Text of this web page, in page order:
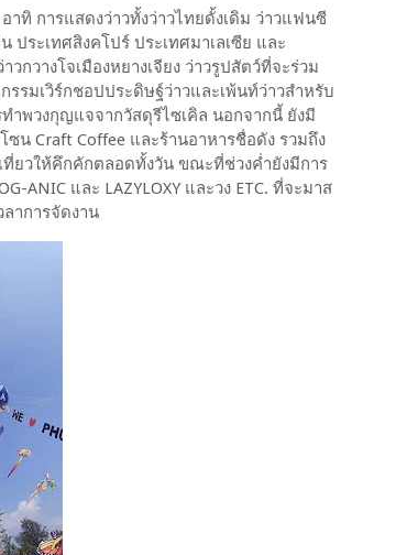
ทิ การแสดงว่าวทั้งว่าวไทยดั้งเดิม ว่าวแฟนซี
ประเทศสิงคโปร์ ประเทศมาเลเซีย และ
กวางโจเมืองหยางเจียง ว่าวรูปสัตว์ที่จะร่วม
รมเวิร์กชอปประดิษฐ์ว่าวและเพ้นท์ว่าวสำหรับ
ำพวงกุญแจจากวัสดุรีไซเคิล นอกจากนี้ ยังมี
Craft Coffee และร้านอาหารชื่อดัง รวมถึง
ที่ยวให้คึกคักตลอดทั้งวัน ขณะที่ช่วงค่ำยังมีการ
ANIC และ LAZYLOXY และวง ETC. ที่จะมาส
าการจัดงาน